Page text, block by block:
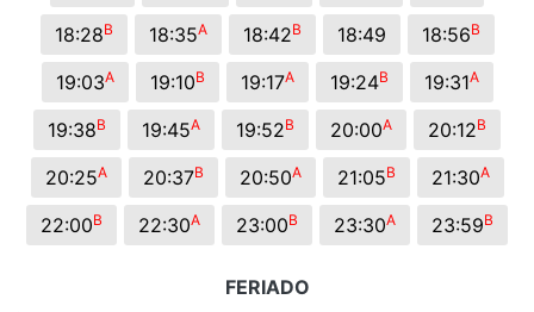
18:28B 18:35A 18:42B 18:49 18:56B
19:03A 19:10B 19:17A 19:24B 19:31A
19:38B 19:45A 19:52B 20:00A 20:12B
20:25A 20:37B 20:50A 21:05B 21:30A
22:00B 22:30A 23:00B 23:30A 23:59B
FERIADO